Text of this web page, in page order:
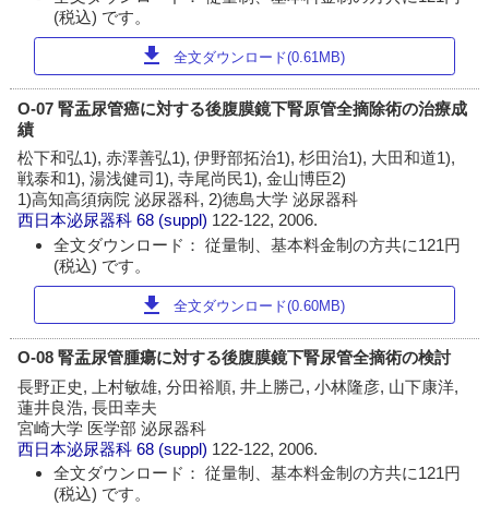
(税込) です。
download 全文ダウンロード(0.61MB)
O-07 腎盂尿管癌に対する後腹膜鏡下腎原管全摘除術の治療成
績
松下和弘1), 赤澤善弘1), 伊野部拓治1), 杉田治1), 大田和道1),
戦泰和1), 湯浅健司1), 寺尾尚民1), 金山博臣2)
1)高知高須病院 泌尿器科, 2)徳島大学 泌尿器科
西日本泌尿器科 68 (suppl) 122-122, 2006.
全文ダウンロード： 従量制、基本料金制の方共に121円
(税込) です。
download 全文ダウンロード(0.60MB)
O-08 腎盂尿管腫瘍に対する後腹膜鏡下腎尿管全摘術の検討
長野正史, 上村敏雄, 分田裕順, 井上勝己, 小林隆彦, 山下康洋,
蓮井良浩, 長田幸夫
宮崎大学 医学部 泌尿器科
西日本泌尿器科 68 (suppl) 122-122, 2006.
全文ダウンロード： 従量制、基本料金制の方共に121円
(税込) です。